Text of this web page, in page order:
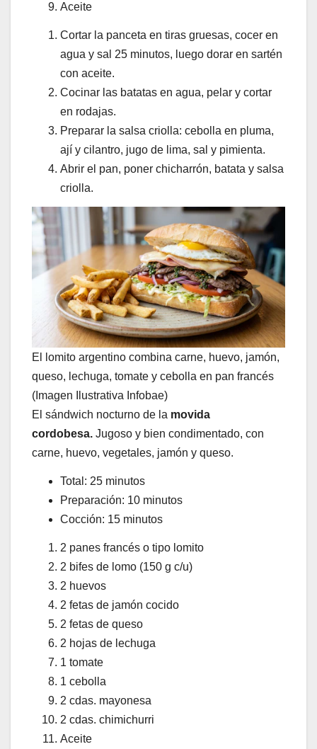
Aceite
Cortar la panceta en tiras gruesas, cocer en
agua y sal 25 minutos, luego dorar en sartén
con aceite.
Cocinar las batatas en agua, pelar y cortar
en rodajas.
Preparar la salsa criolla: cebolla en pluma,
ají y cilantro, jugo de lima, sal y pimienta.
Abrir el pan, poner chicharrón, batata y salsa
criolla.
El lomito argentino combina carne, huevo, jamón,
queso, lechuga, tomate y cebolla en pan francés
(Imagen Ilustrativa Infobae)
El sándwich nocturno de la movida
cordobesa. Jugoso y bien condimentado, con
carne, huevo, vegetales, jamón y queso.
Total: 25 minutos
Preparación: 10 minutos
Cocción: 15 minutos
2 panes francés o tipo lomito
2 bifes de lomo (150 g c/u)
2 huevos
2 fetas de jamón cocido
2 fetas de queso
2 hojas de lechuga
1 tomate
1 cebolla
2 cdas. mayonesa
2 cdas. chimichurri
Aceite